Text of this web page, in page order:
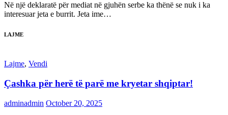
Në një deklaratë për mediat në gjuhën serbe ka thënë se nuk i ka
interesuar jeta e burrit. Jeta ime…
LAJME
Lajme, Vendi
Çashka për herë të parë me kryetar shqiptar!
adminadmin October 20, 2025